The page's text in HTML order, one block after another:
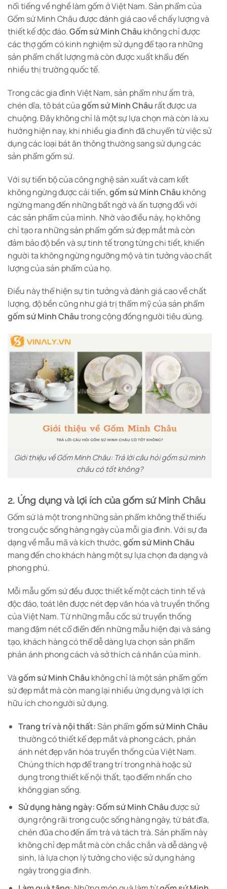
nổi tiếng về nghề làm gốm ở Việt Nam. Sản phẩm của
Gốm sứ Minh Châu được đánh giá cao về chấy lượng và
thiết kế độc đáo.Gốm sứ Minh Châu không chỉ được
các thợ gốm có kinh nghiệm sử dụng để tạo ra những
sản phẩm chất lượng mà còn được xuất khẩu đến
nhiều thị trường quốc tế.
Trong các gia đình Việt Nam, sản phẩm như ấm trà,
chén dĩa, tô bát củagốm sứ Minh Châu rất được ưa
chuộng. Đây không chỉ là một sự lựa chọn mà còn là xu
hướng hiện nay, khi nhiều gia đình đã chuyển từ việc sử
dụng các loại bát ăn thông thường sang sử dụng các
sản phẩm gốm sứ.
Với sự tiến bộ của công nghệ sản xuất và cam kết
không ngừng được cải tiến,gốm sứ Minh Châu không
ngừng mang đến những bất ngờ và ấn tượng đối với
các sản phẩm của mình. Nhờ vào điều này, họ không
chỉ tạo ra những sản phẩm gốm sứ đẹp mắt mà còn
đảm bảo độ bền và sự tinh tế trong từng chi tiết, khiến
người ta không ngừng ngưỡng mộ và tin tưởng vào chất
lượng của sản phẩm của họ.
Điều này thể hiện sự tin tưởng và đánh giá cao về chất
lượng, độ bền cũng như giá trị thẩm mỹ của sản phẩm
gốm sứ Minh Châutrong cộng đồng người tiêu dùng.
Giới thiệu về Gốm Minh Châu: Trả lời câu hỏi gốm sứ minh
châu có tốt không?
2. Ứng dụng và lợi ích của gốm sứ Minh Châu
Gốm sứ là một trong những sản phẩm không thể thiếu
trong cuộc sống hàng ngày của mỗi gia đình. Với sự đa
dạng về mẫu mã và kích thước,gốm sứ Minh Châu
mang đến cho khách hàng một sự lựa chọn đa dạng và
phong phú.
Mỗi mẫu gốm sứ đều được thiết kế một cách tinh tế và
độc đáo, toát lên được nét đẹp văn hóa và truyền thống
của Việt Nam. Từ những mẫu cốc sứ truyền thống
mang đậm nét cổ điển đến những mẫu hiện đại và sáng
tạo, khách hàng có thể dễ dàng lựa chọn sản phẩm
phản ánh phong cách và sở thích cá nhân của mình.
Vàgốm sứ Minh Châu không chỉ là một sản phẩm gốm
sứ đẹp mắt mà còn mang lại nhiều ứng dụng và lợi ích
hữu ích cho người sử dụng.
Trang trí và nội thất:Sản phẩmgốm sứ Minh Châu
thường có thiết kế đẹp mắt và phong cách, phản
ánh nét đẹp văn hóa truyền thống của Việt Nam.
Chúng thích hợp để trang trí trong nhà hoặc sử
dụng trong thiết kế nội thất, tạo điểm nhấn cho
không gian sống.
Sử dụng hàng ngày:Gốm sứ Minh Châuđược sử
dụng rộng rãi trong cuộc sống hàng ngày, từ bát đĩa,
chén đũa cho đến ấm trà và tách trà. Sản phẩm này
không chỉ đẹp mắt mà còn chắc chắn và dễ dàng vệ
sinh, là lựa chọn lý tưởng cho việc sử dụng hàng
ngày trong gia đình.